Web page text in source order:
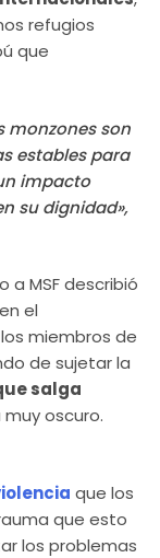
refugios
que
monzones son
estables para
impacto
su dignidad»,
MSF describió
el
miembros de
de sujetar la
salga
oscuro.
que los
que esto
los problemas